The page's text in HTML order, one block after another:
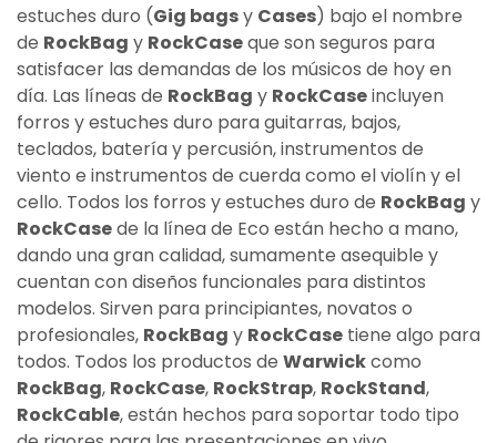
estuches duro (Gig bagsy Cases) bajo el nombre
de RockBag y RockCaseque son seguros para
satisfacer las demandas de los músicos de hoy en
día. Las líneas de RockBag y RockCaseincluyen
forros y estuches duro para guitarras, bajos,
teclados, batería y percusión, instrumentos de
viento e instrumentos de cuerda como el violín y el
cello. Todos los forros y estuches duro de RockBag y
RockCasede la línea de Eco están hecho a mano,
dando una gran calidad, sumamente asequible y
cuentan con diseños funcionales para distintos
modelos. Sirven para principiantes, novatos o
profesionales, RockBag y RockCase tiene algo para
todos. Todos los productos de Warwickcomo
RockBag, RockCase, RockStrap, RockStand,
RockCable, están hechos para soportar todo tipo